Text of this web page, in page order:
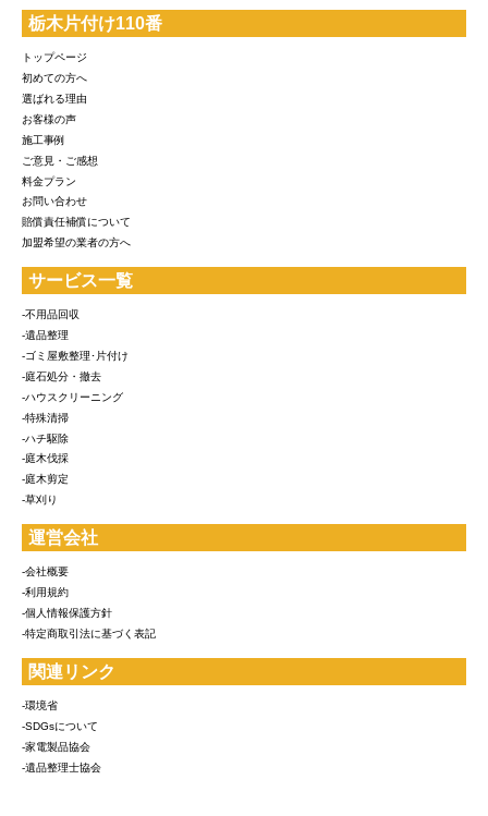
栃木片付け110番
トップページ
初めての方へ
選ばれる理由
お客様の声
施工事例
ご意見・ご感想
料金プラン
お問い合わせ
賠償責任補償について
加盟希望の業者の方へ
サービス一覧
-不用品回収
-遺品整理
-ゴミ屋敷整理･片付け
-庭石処分・撤去
-ハウスクリーニング
-特殊清掃
-ハチ駆除
-庭木伐採
-庭木剪定
-草刈り
運営会社
-会社概要
-利用規約
-個人情報保護方針
-特定商取引法に基づく表記
関連リンク
-環境省
-SDGsについて
-家電製品協会
-遺品整理士協会